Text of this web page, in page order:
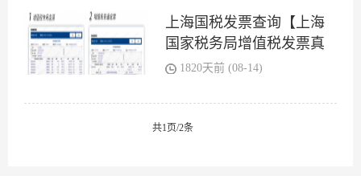
上海国税发票查询【上海
国家税务局增值税发票真
伪查询】网站系统平
1820天前 (08-14)
共1页/2条